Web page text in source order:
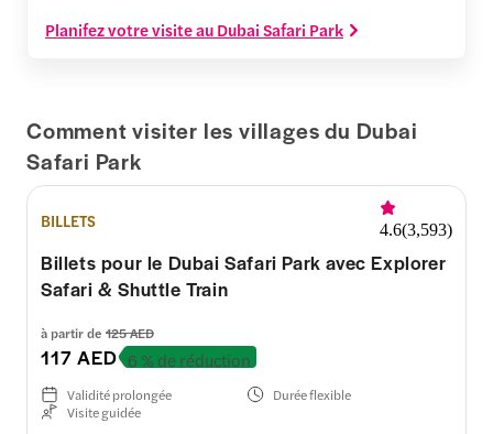
Planifez votre visite au Dubai Safari Park
Comment visiter les villages du Dubai
Safari Park
BILLETS 4.6(3,593)
Billets pour le Dubai Safari Park avec Explorer
Safari & Shuttle Train
à partir de 125 AED
117 AED 6 % de réduction
Validité prolongée
Durée flexible
Visite guidée